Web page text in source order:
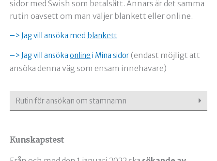
sidor med Swish som betalsätt. Annars är det samma
rutin oavsett om man väljer blankett eller online.
–> Jag vill ansöka med blankett
–> Jag vill ansöka online i Mina sidor(endast möjligt att
ansöka denna väg som ensam innehavare)
Rutin för ansökan om stamnamn
Kunskapstest